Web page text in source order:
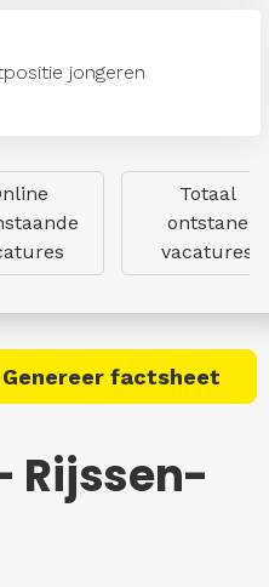
jongeren
Totaal
ontstane
vacatures
Genereer factsheet
Rijssen-